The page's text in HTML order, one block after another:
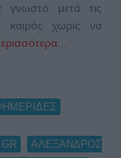
γνωστό μετά τις
καιρός χωρίς να
ΑΛΕΞΑΝΔΡΟΣ